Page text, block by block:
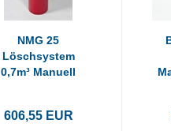
NMG 25
Löschsystem
0,7m³ Manuell
606,55 EUR